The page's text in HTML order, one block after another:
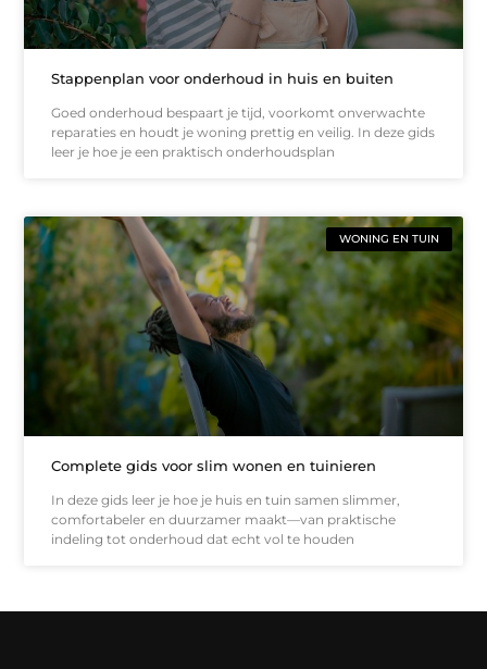
Stappenplan voor onderhoud in huis en buiten
Goed onderhoud bespaart je tijd, voorkomt onverwachte
reparaties en houdt je woning prettig en veilig. In deze gids
leer je hoe je een praktisch onderhoudsplan
WONING EN TUIN
Complete gids voor slim wonen en tuinieren
In deze gids leer je hoe je huis en tuin samen slimmer,
comfortabeler en duurzamer maakt—van praktische
indeling tot onderhoud dat echt vol te houden